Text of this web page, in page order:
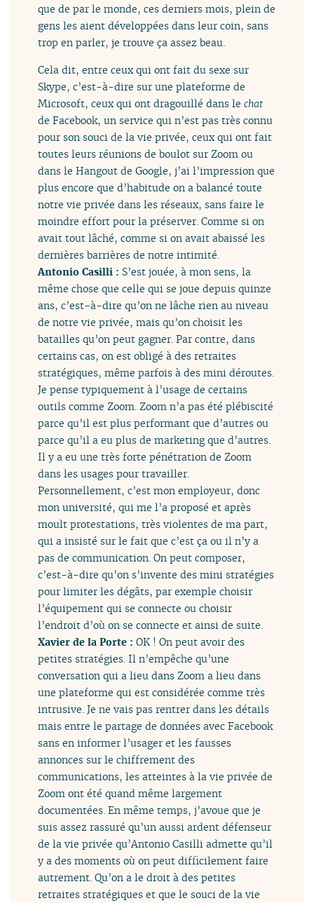
que de par le monde, ces derniers mois, plein de
gens les aient développées dans leur coin, sans
trop en parler, je trouve ça assez beau.
Cela dit, entre ceux qui ont fait du sexe sur
Skype, c’est-à-dire sur une plateforme de
Microsoft, ceux qui ont dragouillé dans lechat
de Facebook, un service qui n’est pas très connu
pour son souci de la vie privée, ceux qui ont fait
toutes leurs réunions de boulot sur Zoom ou
dans le Hangout de Google, j’ai l’impression que
plus encore que d’habitude on a balancé toute
notre vie privée dans les réseaux, sans faire le
moindre effort pour la préserver. Comme si on
avait tout lâché, comme si on avait abaissé les
dernières barrières de notre intimité.
Antonio Casilli : S’est jouée, à mon sens, la
même chose que celle qui se joue depuis quinze
ans, c’est-à-dire qu’on ne lâche rien au niveau
de notre vie privée, mais qu’on choisit les
batailles qu’on peut gagner. Par contre, dans
certains cas, on est obligé à des retraites
stratégiques, même parfois à des mini déroutes.
Je pense typiquement à l’usage de certains
outils comme Zoom. Zoom n’a pas été plébiscité
parce qu’il est plus performant que d’autres ou
parce qu’il a eu plus de marketing que d’autres.
Il y a eu une très forte pénétration de Zoom
dans les usages pour travailler.
Personnellement, c’est mon employeur, donc
mon université, qui me l’a proposé et après
moult protestations, très violentes de ma part,
qui a insisté sur le fait que c’est ça ou il n’y a
pas de communication. On peut composer,
c’est-à-dire qu’on s’invente des mini stratégies
pour limiter les dégâts, par exemple choisir
l’équipement qui se connecte ou choisir
l’endroit d’où on se connecte et ainsi de suite.
Xavier de la Porte :OK ! On peut avoir des
petites stratégies. Il n’empêche qu’une
conversation qui a lieu dans Zoom a lieu dans
une plateforme qui est considérée comme très
intrusive. Je ne vais pas rentrer dans les détails
mais entre le partage de données avec Facebook
sans en informer l’usager et les fausses
annonces sur le chiffrement des
communications, les atteintes à la vie privée de
Zoom ont été quand même largement
documentées. En même temps, j’avoue que je
suis assez rassuré qu’un aussi ardent défenseur
de la vie privée qu’Antonio Casilli admette qu’il
y a des moments où on peut difficilement faire
autrement. Qu’on a le droit à des petites
retraites stratégiques et que le souci de la vie